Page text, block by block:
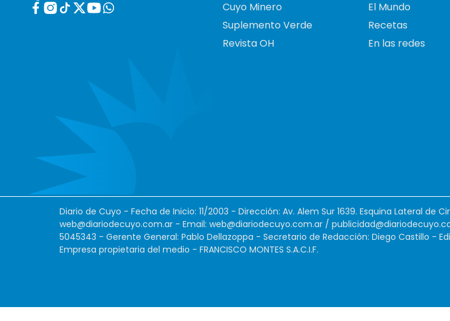
Cuyo Minero
Suplemento Verde
Revista OH
El Mundo
Recetas
En las redes
Diario de Cuyo - Fecha de Inicio: 11/2003 - Dirección: Av. Alem Sur 1639. Esquina Lateral de
web@diariodecuyo.com.ar - Email: web@diariodecuyo.com.ar /
5045343 - Gerente General: Pablo Dellazoppa - Secretario de Redacción: Diego Castillo -
Empresa propietaria del medio - FRANCISCO MONTES S.A.C.I.F.